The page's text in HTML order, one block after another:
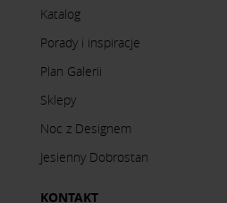
Katalog
Porady i inspiracje
Plan Galerii
Sklepy
Noc z Designem
Jesienny Dobrostan
KONTAKT